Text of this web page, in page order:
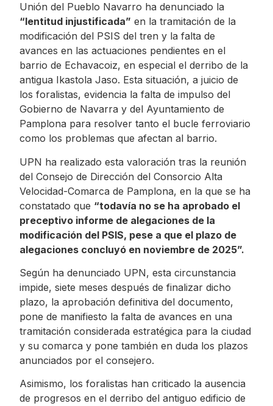
Unión del Pueblo Navarro ha denunciado la
“lentitud injustificada” en la tramitación de la
modificación del PSIS del tren y la falta de
avances en las actuaciones pendientes en el
barrio de Echavacoiz, en especial el derribo de la
antigua Ikastola Jaso. Esta situación, a juicio de
los foralistas, evidencia la falta de impulso del
Gobierno de Navarra y del Ayuntamiento de
Pamplona para resolver tanto el bucle ferroviario
como los problemas que afectan al barrio.
UPN ha realizado esta valoración tras la reunión
del Consejo de Dirección del Consorcio Alta
Velocidad-Comarca de Pamplona, en la que se ha
constatado que “todavía no se ha aprobado el
preceptivo informe de alegaciones de la
modificación del PSIS, pese a que el plazo de
alegaciones concluyó en noviembre de 2025”.
Según ha denunciado UPN, esta circunstancia
impide, siete meses después de finalizar dicho
plazo, la aprobación definitiva del documento,
pone de manifiesto la falta de avances en una
tramitación considerada estratégica para la ciudad
y su comarca y pone también en duda los plazos
anunciados por el consejero.
Asimismo, los foralistas han criticado la ausencia
de progresos en el derribo del antiguo edificio de